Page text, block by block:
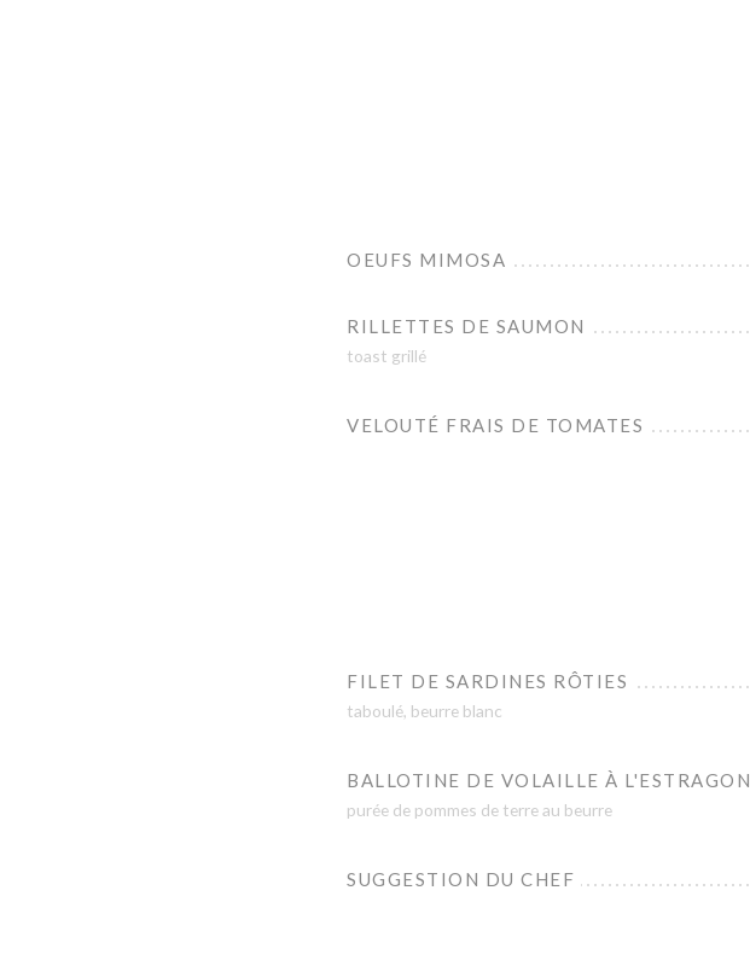
OEUFS MIMOSA
RILLETTES DE SAUMON
toast grillé
VELOUTÉ FRAIS DE TOMATES
FILET DE SARDINES RÔTIES
taboulé, beurre blanc
BALLOTINE DE VOLAILLE À L'ESTRAGON
purée de pommes de terre au beurre
SUGGESTION DU CHEF